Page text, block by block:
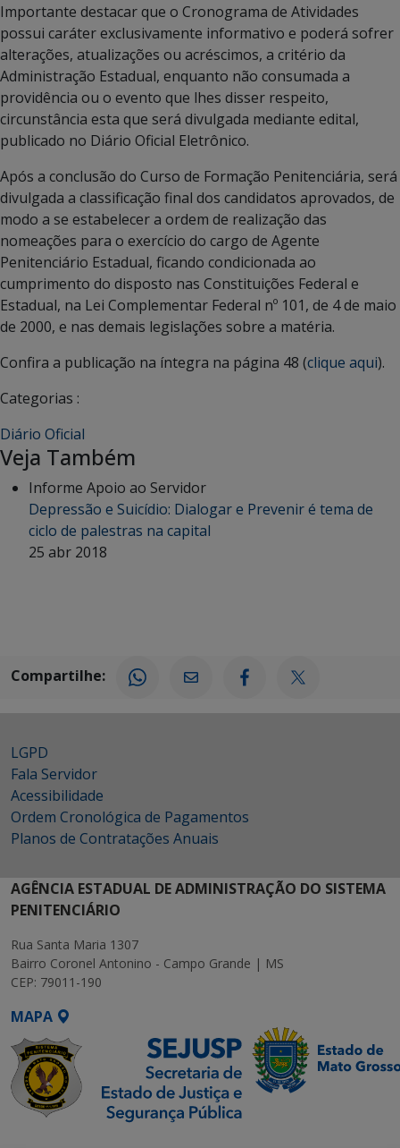
Importante destacar que o Cronograma de Atividades
possui caráter exclusivamente informativo e poderá sofrer
alterações, atualizações ou acréscimos, a critério da
Administração Estadual, enquanto não consumada a
providência ou o evento que lhes disser respeito,
circunstância esta que será divulgada mediante edital,
publicado no Diário Oficial Eletrônico.
Após a conclusão do Curso de Formação Penitenciária, será
divulgada a classificação final dos candidatos aprovados, de
modo a se estabelecer a ordem de realização das
nomeações para o exercício do cargo de Agente
Penitenciário Estadual, ficando condicionada ao
cumprimento do disposto nas Constituições Federal e
Estadual, na Lei Complementar Federal nº 101, de 4 de maio
de 2000, e nas demais legislações sobre a matéria.
Confira a publicação na íntegra na página 48 (clique aqui).
Categorias :
Diário Oficial
Veja Também
Informe Apoio ao Servidor
Depressão e Suicídio: Dialogar e Prevenir é tema de
ciclo de palestras na capital
25 abr 2018
Compartilhe:
LGPD
Fala Servidor
Acessibilidade
Ordem Cronológica de Pagamentos
Planos de Contratações Anuais
AGÊNCIA ESTADUAL DE ADMINISTRAÇÃO DO SISTEMA
PENITENCIÁRIO
Rua Santa Maria 1307
Bairro Coronel Antonino - Campo Grande | MS
CEP: 79011-190
MAPA